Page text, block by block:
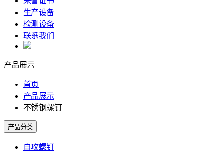
生产设备
检测设备
联系我们
产品展示
首页
产品展示
不锈钢螺钉
产品分类
自攻螺钉